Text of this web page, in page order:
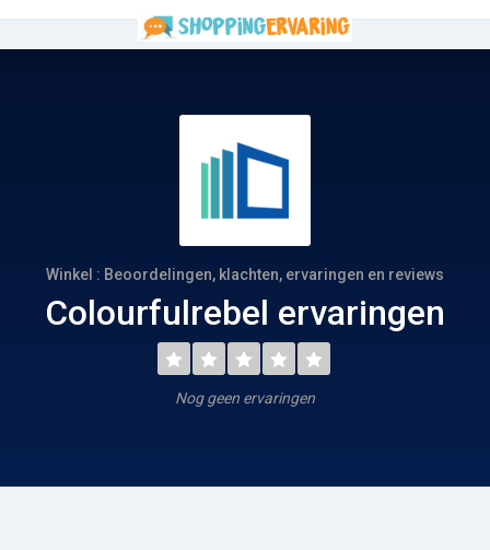
Winkel : Beoordelingen, klachten, ervaringen en reviews
Colourfulrebel ervaringen
Nog geen ervaringen